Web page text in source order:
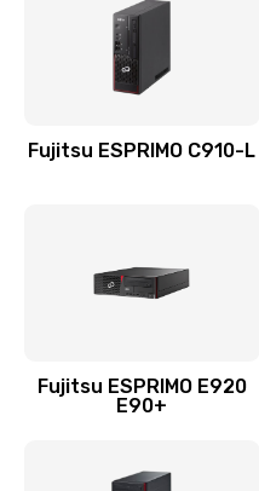
Fujitsu ESPRIMO C910-L
Fujitsu ESPRIMO E920
E90+